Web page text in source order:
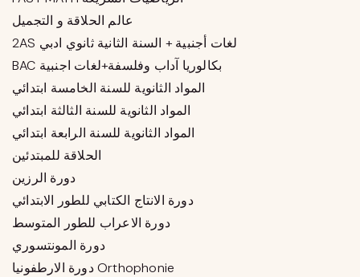
عالم الحلاقة و التجميل
2AS لغات أجنبية + السنة الثانية ثانوي ادبي
BAC بكالوريا آداب وفلسفة+لغات اجنبية
المواد الثانوية للسنة الخامسة ابتدائي
المواد الثانوية للسنة الثالثة ابتدائي
المواد الثانوية للسنة الرابعة ابتدائي
الحلاقة للمبتدئين
دورة الرزين
دورة الانتاج الكتابي للطور الابتدائي
دورة الاعراب للطور المتوسط
دورة المونتسوري
دورة الارطفونيا Orthophonie